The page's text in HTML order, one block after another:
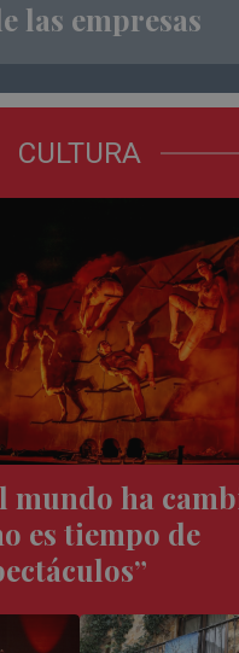
las empresas
CULTURA
mundo ha
es tiempo de